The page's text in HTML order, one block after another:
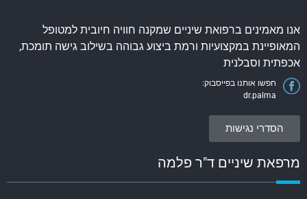
אנו מאמינים ברפואת שיניים שמקנה חוויה חיובית למטופל
המאופיינת במקצועיות ורמת ביצוע גבוהה בשילוב גישה תומכת,
אכפתית וסבלנית
חפשו אותנו בפייסבוק:
dr.palma
הסדרי נגישות
מרפאת שיניים ד"ר פלמה